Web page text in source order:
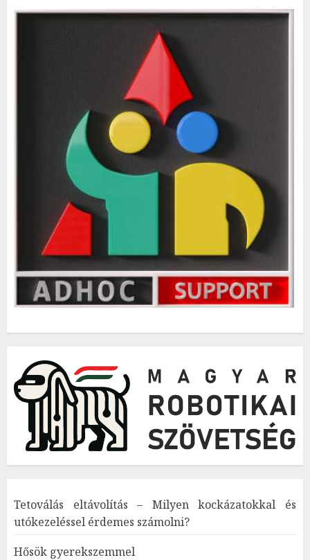
Tetoválás eltávolítás – Milyen kockázatokkal és
utókezeléssel érdemes számolni?
Hősök gyerekszemmel